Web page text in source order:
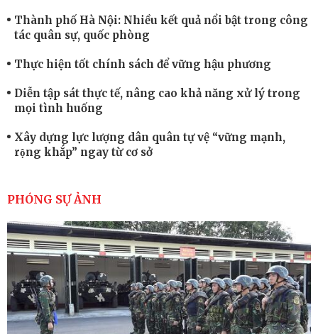
Thành phố Hà Nội: Nhiều kết quả nổi bật trong công
tác quân sự, quốc phòng
Thực hiện tốt chính sách để vững hậu phương
Diễn tập sát thực tế, nâng cao khả năng xử lý trong
mọi tình huống
Xây dựng lực lượng dân quân tự vệ “vững mạnh,
rộng khắp” ngay từ cơ sở
cao sức mạnh chiến đấu
Tiểu đoàn Thiết giáp hoàn thành tốt diễn tập chiến
thuật có bắn đạn thật
Nơi sinh viên rèn ý trí, luyện kỹ năng
PHÓNG SỰ ẢNH